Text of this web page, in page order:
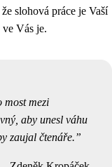
slohová práce je Vaší
Vás je.
most mezi
aby unesl váhu
zaujal čtenáře.